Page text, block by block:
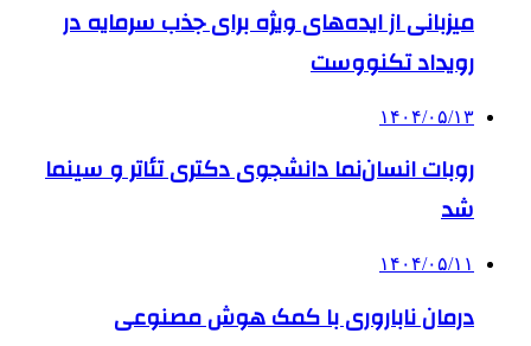
میزبانی از ایده‌های ویژه برای جذب سرمایه در
رویداد تکنووست
۱۴۰۴/۰۵/۱۳
روبات انسان‌نما دانشجوی دکتری تئاتر و سینما
شد
۱۴۰۴/۰۵/۱۱
درمان ناباروری با کمک هوش مصنوعی